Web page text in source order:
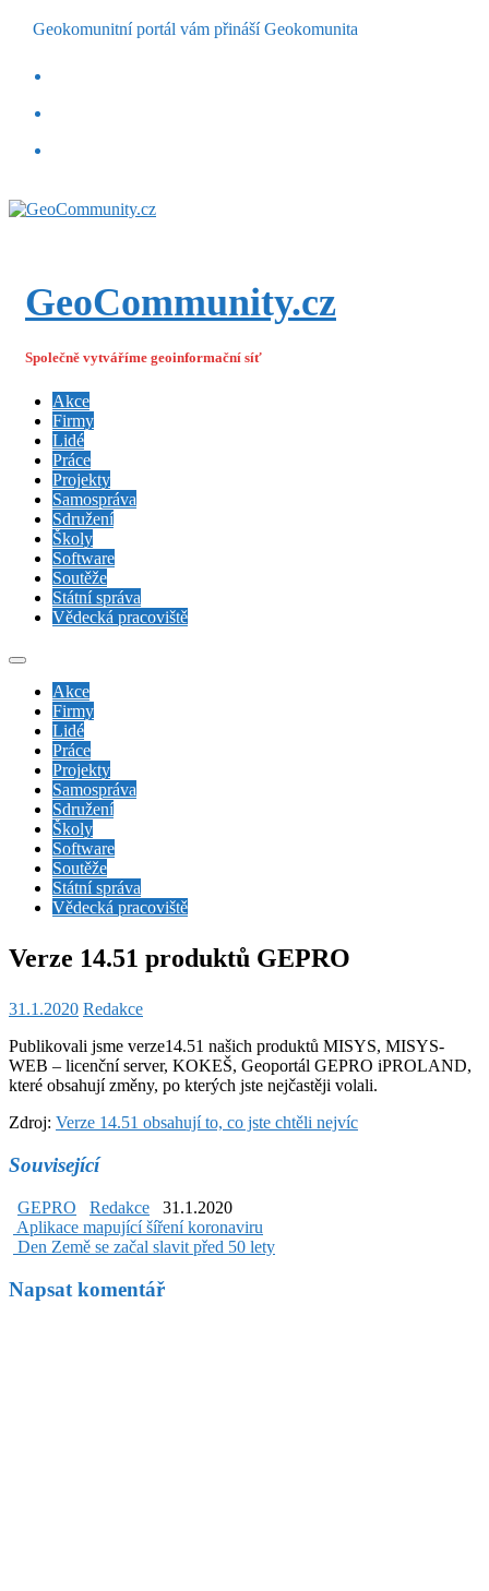
Geokomunitní portál vám přináší Geokomunita
GeoCommunity.cz
Společně vytváříme geoinformační síť
Akce
Firmy
Lidé
Práce
Projekty
Samospráva
Sdružení
Školy
Software
Soutěže
Státní správa
Vědecká pracoviště
Akce
Firmy
Lidé
Práce
Projekty
Samospráva
Sdružení
Školy
Software
Soutěže
Státní správa
Vědecká pracoviště
Verze 14.51 produktů GEPRO
31.1.2020 Redakce
Publikovali jsme verze14.51 našich produktů MISYS, MISYS-
WEB – licenční server, KOKEŠ, Geoportál GEPRO iPROLAND,
které obsahují změny, po kterých jste nejčastěji volali.
Zdroj: Verze 14.51 obsahují to, co jste chtěli nejvíc
Související
GEPRO Redakce 31.1.2020
Post
navigation
Aplikace mapující šíření koronaviru
Den Země se začal slavit před 50 lety
Napsat komentář